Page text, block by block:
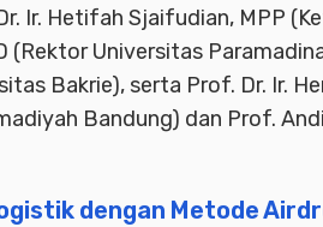
Ir. Hetifah Sjaifudian, MPP
(Rektor Universitas
Bakrie), serta Prof. Dr. Ir.
Bandung) dan Prof.
dengan Metode